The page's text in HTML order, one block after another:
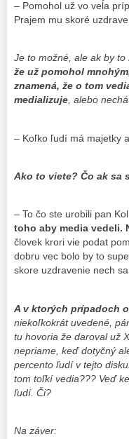
– Pomohol už vo veĺa
Prajem mu skoré
Je to možné, ale ak by
že už pomohol
znamená, že o tom
medializuje, alebo
– Koľko ľudí má majetky
Ako to viete? Čo ak sa
– To čo ste urobili pan
toho aby media vedeli.
človek krori vie podat
dobru vec bolo by to
skore uzdravenie nech
A v ktorých prípadoch
niekoľkokrát uvedené,
tu hovoria že daroval už
nepriame, keď dotyčný
percento ľudí v tejto
tom toľkí vedia??? Veď
ľudí. Či?
Na záver: